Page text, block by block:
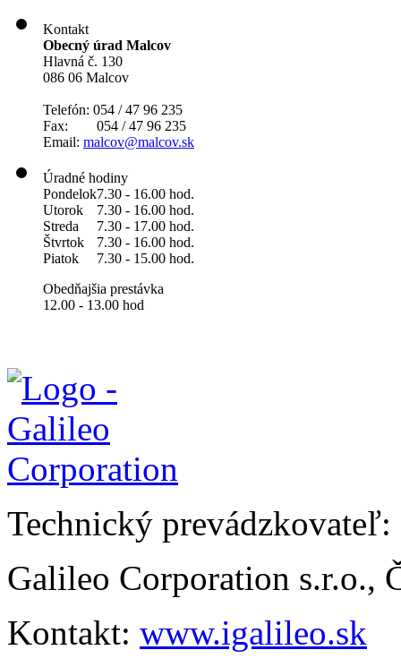
Kontakt
Obecný úrad Malcov
Hlavná č. 130
086 06 Malcov
Telefón: 054 / 47 96 235
Fax: 054 / 47 96 235
Email: malcov@malcov.sk
Úradné hodiny
Pondelok7.30 - 16.00 hod.
Utorok
7.30 - 16.00 hod.
Streda
7.30 - 17.00 hod.
Štvrtok
7.30 - 16.00 hod.
Piatok
7.30 - 15.00 hod.
Obedňajšia prestávka
12.00 - 13.00 hod
Technický prevádzkovateľ:
Galileo Corporation s.r.o.,
Kontakt: www.igalileo.sk